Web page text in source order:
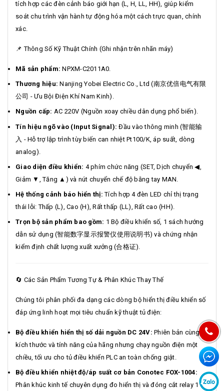
tích hợp các đèn cảnh báo giới hạn (L, H, LL, HH), giúp kiểm
soát chu trình vận hành tự động hóa một cách trực quan, chính
xác.
📌 Thông Số Kỹ Thuật Chính (Ghi nhận trên nhãn máy)
Mã sản phẩm: NPXM-C2011A0.
Thương hiệu: Nanjing Yobei Electric Co., Ltd (南京优倍电气有限
公司 - Ưu Bội Điện Khí Nam Kinh).
Nguồn cấp: AC 220V (Nguồn xoay chiều dân dụng phổ biến).
Tín hiệu ngõ vào (Input Signal): Đầu vào thông minh (智能输
入 - Hỗ trợ lập trình tùy biến can nhiệt Pt100/K, áp suất, dòng
analog).
Giao diện điều khiển: 4 phím chức năng (SET, Dịch chuyển ◀,
Giảm ▼, Tăng ▲) và nút chuyển chế độ bằng tay MAN.
Hệ thống cảnh báo hiển thị: Tích hợp 4 đèn LED chỉ thị trạng
thái lỗi: Thấp (L), Cao (H), Rất thấp (LL), Rất cao (HH).
Trọn bộ sản phẩm bao gồm: 1 Bộ điều khiển số, 1 sách hướng
dẫn sử dụng (智能数字显示报警仪使用说明书) và chứng nhận
kiểm định chất lượng xuất xưởng (合格证).
🔄 Các Sản Phẩm Tương Tự & Phân Khúc Thay Thế
Chúng tôi phân phối đa dạng các dòng bộ hiển thị điều khiển số
đáp ứng linh hoạt mọi tiêu chuẩn kỹ thuật tủ điện:
Bộ điều khiển hiển thị số dải nguồn DC 24V: Phiên bản cùng
kích thước và tính năng của hãng nhưng chạy nguồn điện một
chiều, tối ưu cho tủ điều khiển PLC an toàn chống giật.
Bộ điều khiển nhiệt độ/áp suất cơ bản Conotec FOX-1004:
Phân khúc kinh tế chuyên dụng đo hiển thị và đóng cắt relay 1